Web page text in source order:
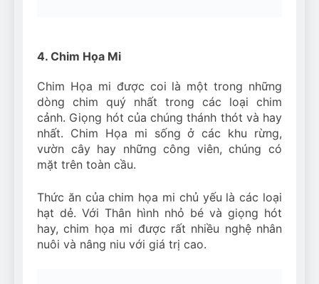
4. Chim Họa Mi
Chim Họa mi được coi là một trong những
dòng chim quý nhất trong các loại chim
cảnh. Giọng hót của chúng thánh thót và hay
nhất. Chim Họa mi sống ở các khu rừng,
vườn cây hay những công viên, chúng có
mặt trên toàn cầu.
Thức ăn của chim họa mi chủ yếu là các loại
hạt dẻ. Với Thân hình nhỏ bé và giọng hót
hay, chim họa mi được rất nhiều nghệ nhân
nuôi và nâng niu với giá trị cao.